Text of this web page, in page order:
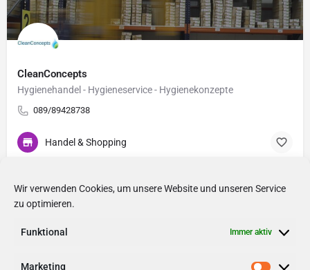
Wir verwenden Cookies, um unsere Website und unseren Service
zu optimieren.
Funktional Immer aktiv
Marketing
CleanConcepts
Hygienehandel - Hygieneservice - Hygienekonzepte
089/89428738
Handel & Shopping